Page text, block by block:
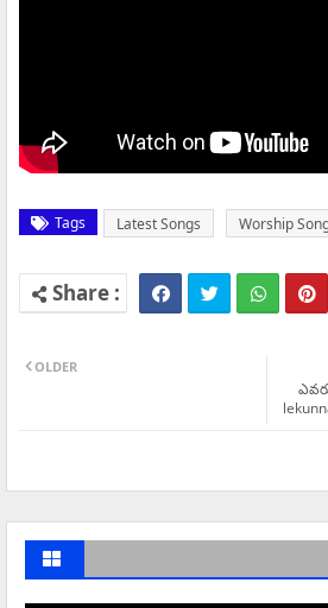
Tags Latest Songs Worship
OLDER